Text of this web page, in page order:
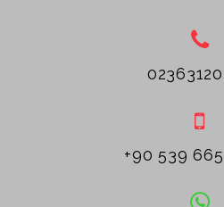
+90 539